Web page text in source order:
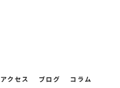
アクセス ブログ コラム